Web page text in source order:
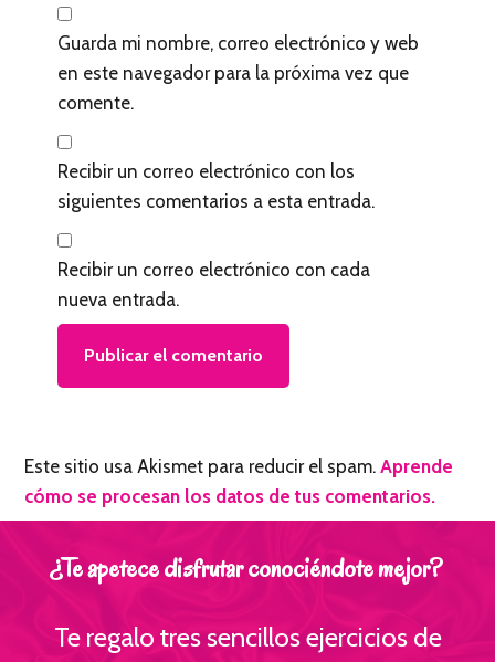
Guarda mi nombre, correo electrónico y web
en este navegador para la próxima vez que
comente.
Recibir un correo electrónico con los
siguientes comentarios a esta entrada.
Recibir un correo electrónico con cada
nueva entrada.
Este sitio usa Akismet para reducir el spam.Aprende
cómo se procesan los datos de tus comentarios.
¿Te apetece disfrutar conociéndote mejor?
Te regalo tres sencillos ejercicios de